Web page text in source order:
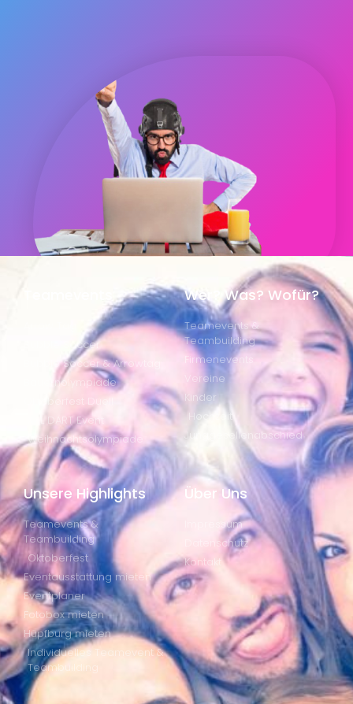
Bubble Soccer
Bubble Soccer & Arrowtag
Bauernolympiade
Oktoberfest Duell
XXL DART Event
Weihnachtsolympiade
Wer? Was? Wofür?
Teamevents &
Teambuilding
Firmenevents
Vereine
Kinder
Hochzeit
Junggesellenabschied
Unsere Highlights
Teamevents &
Teambuilding
Oktoberfest
Eventausstattung mieten
Eventplaner
Fotobox mieten
Hüpfburg mieten
Individuelles Teamevent &
Teambuilding
Über Uns
Impressum
Datenschutz
Kontakt